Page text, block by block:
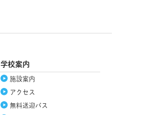
学校案内
施設案内
アクセス
無料送迎バス